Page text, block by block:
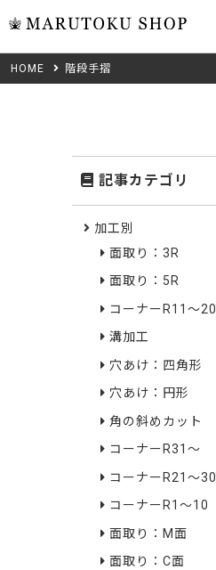
Category
カテゴリから選ぶ
Wood Type
木材の種類から選ぶ
HOME 階段手摺
記事カテゴリ
加工別
面取り：3R
面取り：5R
コーナーR11～20
溝加工
穴あけ：四角形
穴あけ：円形
角の斜めカット
コーナーR31～
コーナーR21～30
コーナーR1～10
面取り：M面
面取り：C面